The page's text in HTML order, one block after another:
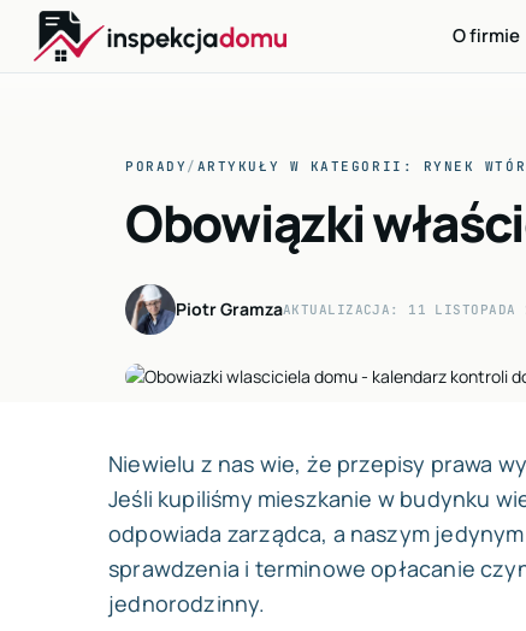
O firmie
PORADY / ARTYKUŁY W KATEGORII: RYNEK
Obowiązki
Piotr GramzaAKTUALIZACJA: 11 LISTOPADA
Niewielu z nas wie, że przepisy prawa
Jeśli kupiliśmy mieszkanie w budynku
odpowiada zarządca, a naszym
sprawdzenia i terminowe opłacanie
jednorodzinny.